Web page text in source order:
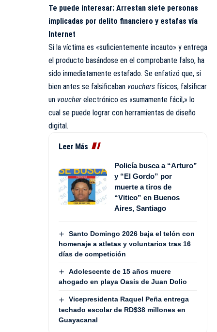
Te puede interesar: Arrestan siete personas
implicadas por delito financiero y estafas vía
Internet
Si la víctima es «suficientemente incauto» y entrega
el producto basándose en el comprobante falso, ha
sido inmediatamente estafado. Se enfatizó que, si
bien antes se falsificaban vouchers físicos, falsificar
un voucher electrónico es «sumamente fácil,» lo
cual se puede lograr con herramientas de diseño
digital.
Leer Más
Policía busca a “Arturo”
y “El Gordo” por
muerte a tiros de
“Vitico” en Buenos
Aires, Santiago
Santo Domingo 2026 baja el telón con
homenaje a atletas y voluntarios tras 16
días de competición
Adolescente de 15 años muere
ahogado en playa Oasis de Juan Dolio
Vicepresidenta Raquel Peña entrega
techado escolar de RD$38 millones en
Guayacanal